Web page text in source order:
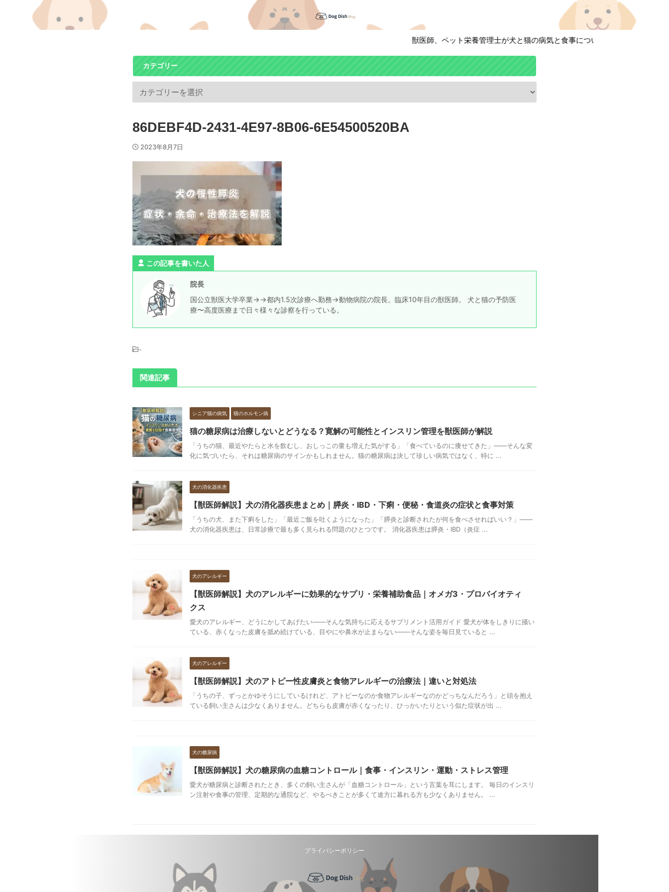
獣医師、ペット栄養管理士が犬と猫の病気と食事について徹底解説しています！
カテゴリー
86DEBF4D-2431-4E97-8B06-6E54500520BA
2023年8月7日
この記事を書いた人
院長
国公立獣医大学卒業→→都内1.5次診療へ勤務→動物病院の院長。臨床10年目の獣医師。 犬と猫の予防医
療〜高度医療まで日々様々な診察を行っている。
-
関連記事
シニア猫の病気 猫のホルモン病
猫の糖尿病は治療しないとどうなる？寛解の可能性とインスリン管理を獣医師が解説
「うちの猫、最近やたらと水を飲むし、おしっこの量も増えた気がする」「食べているのに痩せてきた」――そんな変
化に気づいたら、それは糖尿病のサインかもしれません。猫の糖尿病は決して珍しい病気ではなく、特に ...
犬の消化器疾患
【獣医師解説】犬の消化器疾患まとめ｜膵炎・IBD・下痢・便秘・食道炎の症状と食事対策
「うちの犬、また下痢をした」「最近ご飯を吐くようになった」「膵炎と診断されたが何を食べさせればいい？」——
犬の消化器疾患は、日常診療で最も多く見られる問題のひとつです。 消化器疾患は膵炎・IBD（炎症 ...
犬のアレルギー
【獣医師解説】犬のアレルギーに効果的なサプリ・栄養補助食品｜オメガ3・プロバイオティ
クス
愛犬のアレルギー、どうにかしてあげたい——そんな気持ちに応えるサプリメント活用ガイド 愛犬が体をしきりに掻い
ている、赤くなった皮膚を舐め続けている、目やにや鼻水が止まらない——そんな姿を毎日見ていると ...
犬のアレルギー
【獣医師解説】犬のアトピー性皮膚炎と食物アレルギーの治療法｜違いと対処法
「うちの子、ずっとかゆそうにしているけれど、アトピーなのか食物アレルギーなのかどっちなんだろう」と頭を抱え
ている飼い主さんは少なくありません。どちらも皮膚が赤くなったり、ひっかいたりという似た症状が出 ...
犬の糖尿病
【獣医師解説】犬の糖尿病の血糖コントロール｜食事・インスリン・運動・ストレス管理
愛犬が糖尿病と診断されたとき、多くの飼い主さんが「血糖コントロール」という言葉を耳にします。 毎日のインスリ
ン注射や食事の管理、定期的な通院など、やるべきことが多くて途方に暮れる方も少なくありません。 ...
プライバシーポリシー